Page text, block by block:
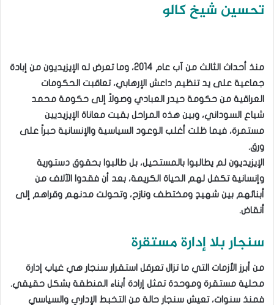
تحسين شيخ كالو
منذ أحداث الثالث من آب عام 2014، وما تعرض له الإيزيديون من إبادة
جماعية على يد تنظيم داعش الإرهابي، تعاقبت الحكومات
العراقية من حكومة حيدر العبادي وصولاً إلى حكومة محمد
شياع السوداني، وبين هذه المراحل بقيت معاناة الإيزيديين
مستمرة، فيما ظلت أغلب الوعود السياسية والإنسانية حبراً على
ورق.
الإيزيديون لم يطالبوا بالمستحيل، بل طالبوا بحقوق دستورية
وإنسانية تكفل لهم الحياة الكريمة، بعد أن فقدوا الآلاف من
أبنائهم بين شهيدٍ ومختطف ونازح، وتحولت مدنهم وقراهم إلى
أنقاض.
سنجار بلا إدارة مستقرة
من أبرز الأزمات التي ما تزال تعرقل استقرار سنجار هي غياب إدارة
محلية مستقرة وموحدة تمثل إرادة أبناء المنطقة بشكل حقيقي.
فمنذ سنوات، تعيش سنجار حالة من التخبط الإداري والسياسي